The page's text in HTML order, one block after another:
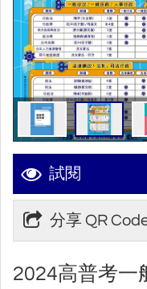
試閱
分享 QR
2024高普考一